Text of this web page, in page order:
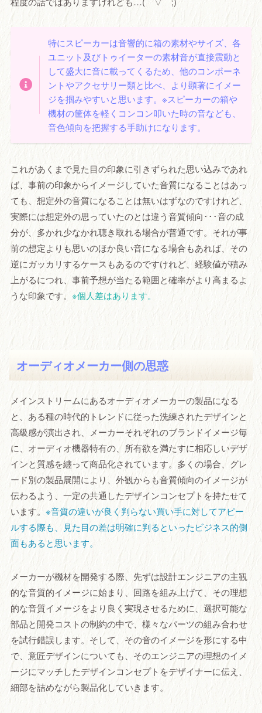
特にスピーカーは音響的に箱の素材やサイズ、各
ユニット及びトゥイーターの素材音が直接震動と
して盛大に音に載ってくるため、他のコンポーネ
ントやアクセサリー類と比べ、より顕著にイメー
ジを掴みやすいと思います。※スピーカーの箱や
機材の筐体を軽くコンコン叩いた時の音なども、
音色傾向を把握する手助けになります。
これがあくまで見た目の印象に引きずられた思い込みであれ
ば、事前の印象からイメージしていた音質になることはあっ
ても、想定外の音質になることは無いはずなのですけれど、
実際には想定外の思っていたのとは違う音質傾向･･･音の成
分が、多かれ少なかれ聴き取れる場合が普通です。それが事
前の想定よりも思いのほか良い音になる場合もあれば、その
逆にガッカリするケースもあるのですけれど、経験値が積み
上がるにつれ、事前予想が当たる範囲と確率がより高まるよ
うな印象です。 ※個人差はあります。
オーディオメーカー側の思惑
メインストリームにあるオーディオメーカーの製品になる
と、ある種の時代的トレンドに従った洗練されたデザインと
高級感が演出され、メーカーそれぞれのブランドイメージ毎
に、オーディオ機器特有の、所有欲を満たすに相応しいデザ
インと質感を纏って商品化されています。多くの場合、グレ
ード別の製品展開により、外観からも音質傾向のイメージが
伝わるよう、一定の共通したデザインコンセプトを持たせて
います。 ※音質の違いが良く判らない買い手に対してアピー
ルする際も、見た目の差は明確に判るといったビジネス的側
面もあると思います。
メーカーが機材を開発する際、先ずは設計エンジニアの主観
的な音質的イメージに始まり、回路を組み上げて、その理想
的な音質イメージをより良く実現させるために、選択可能な
部品と開発コストの制約の中で、様々なパーツの組み合わせ
を試行錯誤します。そして、その音のイメージを形にする中
で、意匠デザインについても、そのエンジニアの理想のイメ
ージにマッチしたデザインコンセプトをデザイナーに伝え、
細部を詰めながら製品化していきます。